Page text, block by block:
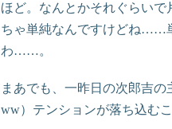
ほど。なんとかそれぐらいで
ちゃ単純なんですけどね……
わ……。
まあでも、一昨日の次郎吉
ww）テンションが落ち込む